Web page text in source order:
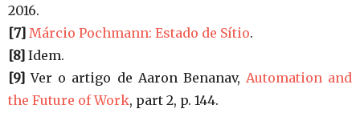
2016.
[7] Márcio Pochmann: Estado de Sítio.
[8] Idem.
[9] Ver o artigo de Aaron Benanav, Automation and
the Future of Work, part 2, p. 144.